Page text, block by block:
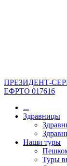
ПРЕЗИДЕНТ-
ЕФРТО 017616
...
Здравницы
Наши туры
Туры